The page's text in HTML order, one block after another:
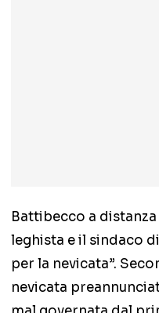
Battibecco a
leghista e il sindaco
per la nevicata”.
nevicata